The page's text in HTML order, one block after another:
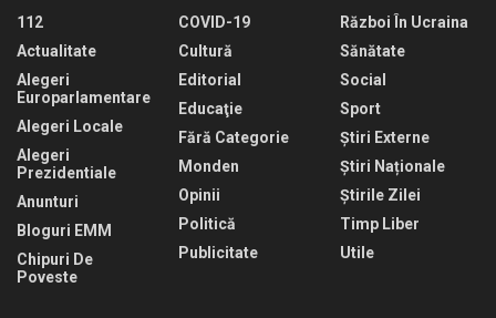
112
Actualitate
Alegeri
Europarlamentare
Alegeri Locale
Alegeri
Prezidentiale
Anunturi
Bloguri EMM
Chipuri De
Poveste
COVID-19
Cultură
Editorial
Educaţie
Fără Categorie
Monden
Opinii
Politică
Publicitate
Război În Ucraina
Sănătate
Social
Sport
Știri Externe
Știri Naționale
Știrile Zilei
Timp Liber
Utile